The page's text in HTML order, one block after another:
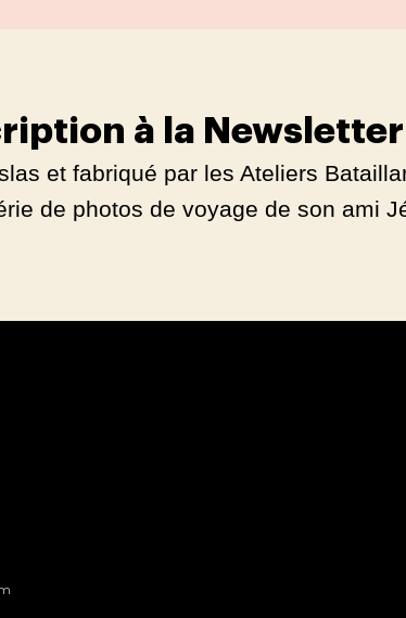
à la Newsletter
et fabriqué par les Ateliers
de photos de voyage de son ami